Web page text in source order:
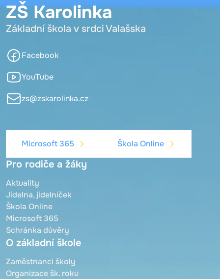
ZŠ Karolinka
Základní škola v srdci Valašska
Facebook
YouTube
zs@zskarolinka.cz
Microsoft 365 Škola Online
Pro rodiče a žáky
Aktuality
Jídelna, jídelníček
Škola Online
Microsoft 365
Schránka důvěry
O základní škole
Zaměstnanci školy
Organizace šk. roku